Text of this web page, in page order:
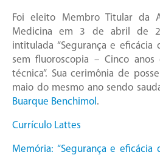
Foi eleito Membro Titular da
Medicina em 3 de abril de
intitulada “Segurança e
sem fluoroscopia – Cinco
técnica”. Sua cerimônia de
maio do mesmo ano sendo
Buarque Benchimol .
Currículo Lattes
Memória: “Segurança e